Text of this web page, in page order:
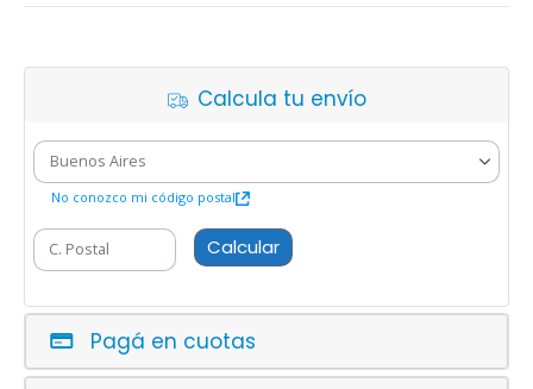
Calcula tu envío
No conozco mi código postal
Calcular
Pagá en cuotas